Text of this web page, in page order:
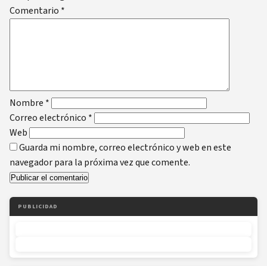
Comentario *
Nombre *
Correo electrónico *
Web
Guarda mi nombre, correo electrónico y web en este
navegador para la próxima vez que comente.
PUBLICIDAD